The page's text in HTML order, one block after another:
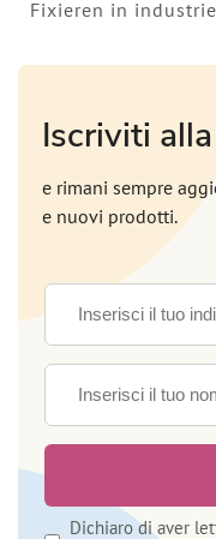
Fixieren in
Iscriviti
e rimani sempre
e nuovi prodotti.
Dichiaro di aver